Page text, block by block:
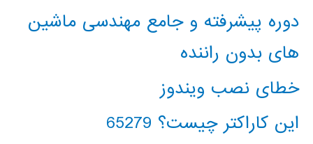
دوره پیشرفته و جامع مهندسی ماشین
های بدون راننده
خطای نصب ویندوز
این کاراکتر چیست؟ 65279